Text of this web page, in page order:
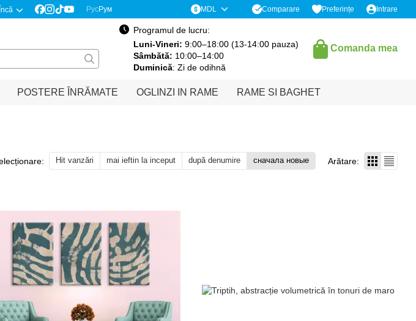
Încă РусРум MDL Comparare Preferințe Intrare
Programul de lucru:
Luni-Vineri: 9:00–18:00 (13-14:00 pauza)
Sâmbătă: 10:00–14:00
Duminică: Zi de odihnă
Comanda mea
POSTERE ÎNRĂMATE OGLINZI IN RAME RAME SI BAGHET
Hit vanzări mai ieftin la inceput după denumire сначала новые Arătare: